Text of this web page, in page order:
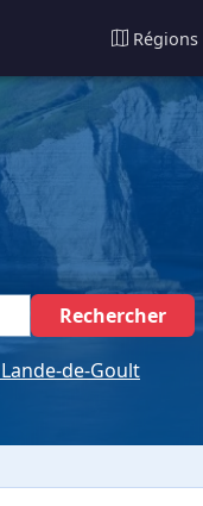
Régions
Rechercher
de-Goult